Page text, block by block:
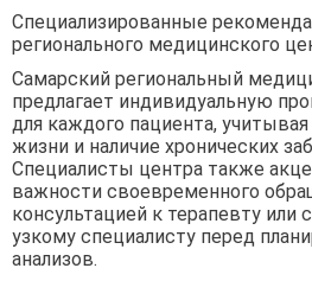
Специализированные
регионального медицинского
Самарский региональный
предлагает индивидуальную
для каждого пациента, учитывая
жизни и наличие хронических
Специалисты центра также
важности своевременного
консультацией к терапевту
узкому специалисту перед
анализов.